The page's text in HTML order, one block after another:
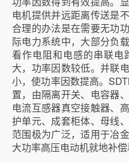
电机提供并远距离传送是
合理的办法是在需要无功
际电力系统中，大部分负
看作电阻和电感的串联
大，功率因数较低。并联
小，使功率因数提高。
置，由隔离开关、电容器
电流互感器真空接触器、
护单元、成套柜体、母线
范围极为广泛，适用于冶
大功率高压电动机就地补偿